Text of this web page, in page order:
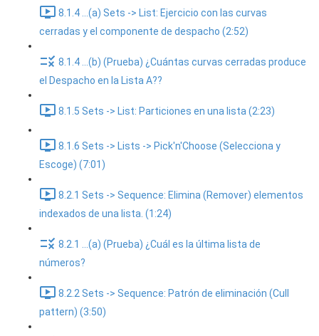
8.1.4 ...(a) Sets -> List: Ejercicio con las curvas
cerradas y el componente de despacho (2:52)
8.1.4 ...(b) (Prueba) ¿Cuántas curvas cerradas produce
el Despacho en la Lista A??
8.1.5 Sets -> List: Particiones en una lista (2:23)
8.1.6 Sets -> Lists -> Pick'n'Choose (Selecciona y
Escoge) (7:01)
8.2.1 Sets -> Sequence: Elimina (Remover) elementos
indexados de una lista. (1:24)
8.2.1 ...(a) (Prueba) ¿Cuál es la última lista de
números?
8.2.2 Sets -> Sequence: Patrón de eliminación (Cull
pattern) (3:50)